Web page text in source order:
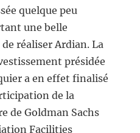
quelque peu
une belle
réaliser Ardian. La
présidée
a en effet finalisé
de la
de Goldman Sachs
Facilities